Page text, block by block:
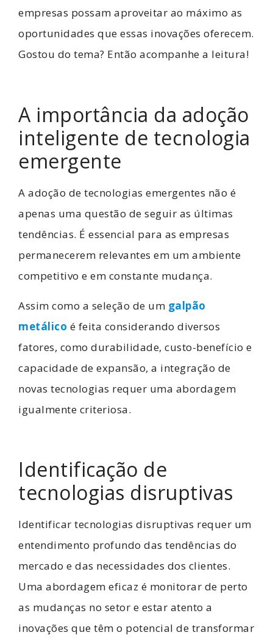
empresas possam aproveitar ao máximo as
oportunidades que essas inovações oferecem.
Gostou do tema? Então acompanhe a leitura!
A importância da adoção
inteligente de tecnologia
emergente
A adoção de tecnologias emergentes não é
apenas uma questão de seguir as últimas
tendências. É essencial para as empresas
permanecerem relevantes em um ambiente
competitivo e em constante mudança.
Assim como a seleção de um galpão
metálico é feita considerando diversos
fatores, como durabilidade, custo-benefício e
capacidade de expansão, a integração de
novas tecnologias requer uma abordagem
igualmente criteriosa.
Identificação de
tecnologias disruptivas
Identificar tecnologias disruptivas requer um
entendimento profundo das tendências do
mercado e das necessidades dos clientes.
Uma abordagem eficaz é monitorar de perto
as mudanças no setor e estar atento a
inovações que têm o potencial de transformar